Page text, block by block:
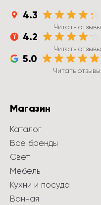
4.3
Читать отзывы
4.2
Читать отзывы
5.0
Читать отзывы
Магазин
Каталог
Все бренды
Свет
Мебель
Кухни и посуда
Ванная